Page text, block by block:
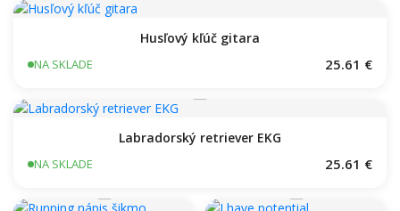
Husľový kľúč gitara
NA SKLADE 25.61 €
Labradorský retriever‎ EKG
NA SKLADE 25.61 €